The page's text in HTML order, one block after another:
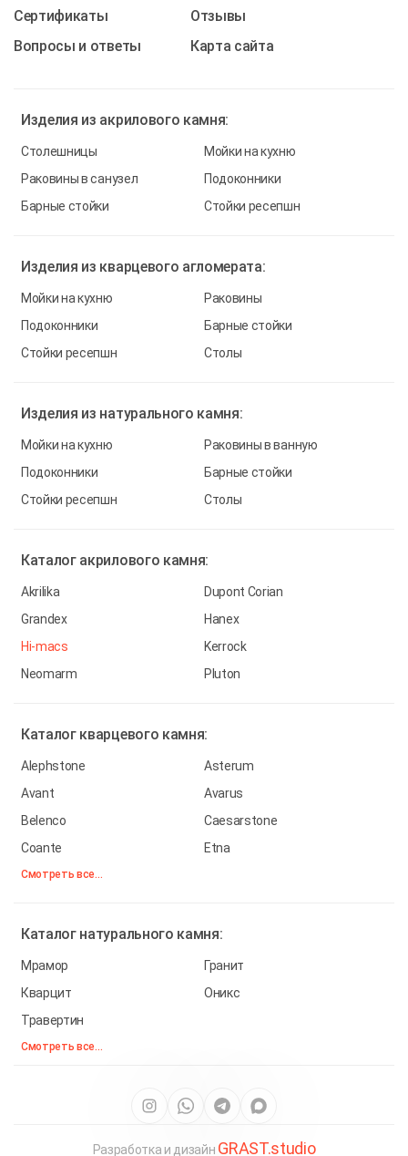
Разработка и дизайн GRAST.studio
Cертификаты
Отзывы
Вопросы и ответы
Карта сайта
Изделия из акрилового камня:
Столешницы
Мойки на кухню
Раковины в санузел
Подоконники
Барные стойки
Стойки ресепшн
Изделия из кварцевого агломерата:
Мойки на кухню
Раковины
Подоконники
Барные стойки
Стойки ресепшн
Столы
Изделия из натурального камня:
Мойки на кухню
Раковины в ванную
Подоконники
Барные стойки
Стойки ресепшн
Столы
Каталог акрилового камня:
Akrilika
Dupont Corian
Grandex
Hanex
Hi-macs
Kerrock
Neomarm
Pluton
Каталог кварцевого камня:
Alephstone
Asterum
Avant
Avarus
Belenco
Caesarstone
Coante
Etna
Смотреть все...
Каталог натурального камня:
Мрамор
Гранит
Кварцит
Оникс
Травертин
Смотреть все...